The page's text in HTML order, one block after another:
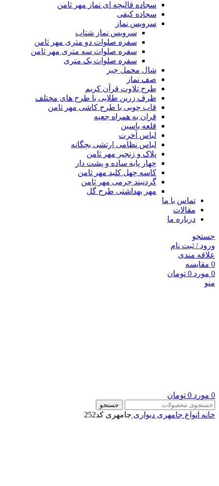
سجاده قالیچه ای نماز مهر ثامن
سجاده کیفی
سرویس نماز
سرویس نماز شتاب
سفره صلوات دو متری مهر ثامن
سفره صلوات سه متری مهر ثامن
سفره صلوات یک متری
شال مخمل جیر
صف نماز
طرح تلاوت قرآن کریم
ظرف زرین طلایی با طرح های مختلف
قاب چوبی با طرح کاشی مهر ثامن
قران به همراه جعبه
قلعه یاسین
لباس آخرت
لباس نظامی ارتشی بچگانه
پلاک و زنجیر مهر ثامن
چهار پايه ساده و پشت دار
کاسه چهل کلید مهر ثامن
گردنبند چرمی مهر ثامن
مهر بهداشتی طرح گل
تماس با ما
مقالات
درباره ما
جستجو
ورود / ثبت نام
علاقه مندی
0 مقايسه
0 مورد 0 تومان
منو
0 مورد 0 تومان
جستجو
خانه انواع جامهری دیواری جامهری کد252